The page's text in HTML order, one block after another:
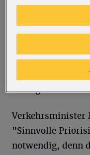
weitere
verlässlicher
Koalitionsvertrag
Fortschreibung
Wort gehalten
Verkehrsminister
"Sinnvolle
notwendig, denn